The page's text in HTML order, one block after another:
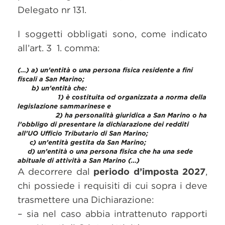
Delegato nr 131.
I soggetti obbligati sono, come indicato
all’art. 3 1. comma:
(…) a) un’entità o una persona fisica residente a fini
fiscali a San Marino;
b) un’entità che:
1) è costituita od organizzata a norma della
legislazione sammarinese e
2) ha personalità giuridica a San Marino o ha
l’obbligo di presentare la dichiarazione dei redditi
all’UO Ufficio Tributario di San Marino;
c) un’entità gestita da San Marino;
d) un’entità o una persona fisica che ha una sede
abituale di attività a San Marino (…)
A decorrere dal periodo d’imposta 2027,
chi possiede i requisiti di cui sopra i deve
trasmettere una Dichiarazione:
– sia nel caso abbia intrattenuto rapporti